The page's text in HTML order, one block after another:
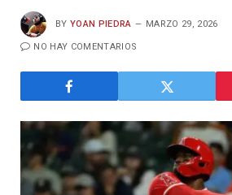
BY YOAN PIEDRA MARZO 29, 2026
NO HAY COMENTARIOS